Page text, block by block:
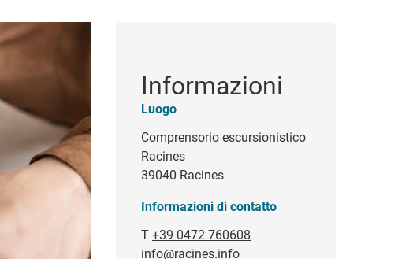
Informazioni
Luogo
Comprensorio escursionistico
Racines
39040 Racines
Informazioni di contatto
T +39 0472 760608
info@racines.info